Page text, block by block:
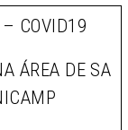
– COVID19
ÁREA DE SA